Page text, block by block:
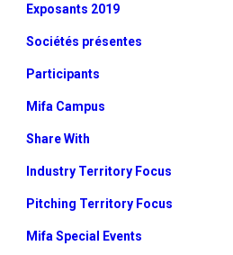
Exposants 2019
Sociétés présentes
Participants
Mifa Campus
Share With
Industry Territory Focus
Pitching Territory Focus
Mifa Special Events